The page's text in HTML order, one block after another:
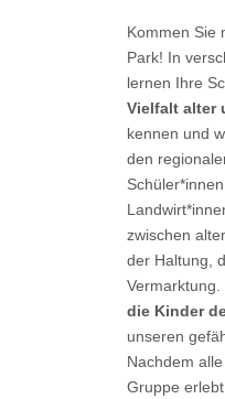
Kommen Sie
Park! In
lernen Ihre
Vielfalt alter
kennen und
den
zwischen
der Haltung,
die Kinder
unseren
Nachdem
Gruppe